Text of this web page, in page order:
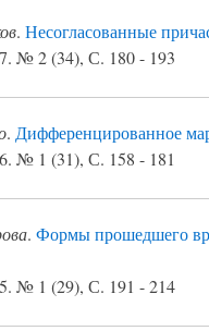
. Несогласованные
№ 2 (34), С. 180 - 193
. Дифференцированное
№ 1 (31), С. 158 - 181
. Формы прошедшего
№ 1 (29), С. 191 - 214